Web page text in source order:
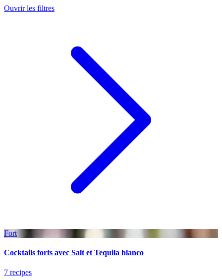
Ouvrir les filtres
Fort
Cocktails forts avec Salt et Tequila blanco
7 recipes